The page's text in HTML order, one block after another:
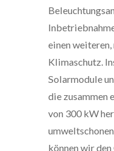
einen
Klimaschutz.
Solarmodule
die zusammen
von 300 kW
können wir